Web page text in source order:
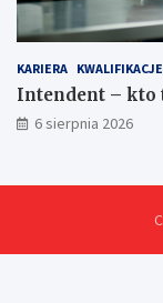
KARIERA KWALIFIKACJE
Intendent – kto
6 sierpnia 2026